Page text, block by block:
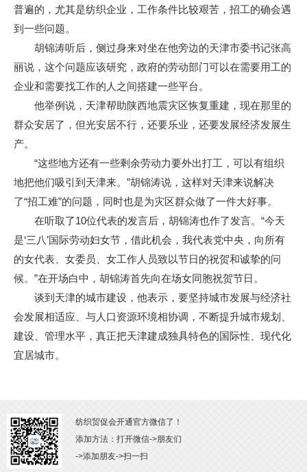
普遍的，尤其是纺织企业，工作条件比较艰苦，招工的确会遇
到一些问题。
胡锦涛听后，侧过身来对坐在他旁边的天津市委书记张高
丽说，这个问题应该研究，政府的劳动部门可以在需要用工的
企业和需要找工作的人之间搭建一些平台。
他举例说，天津帮助陕西地震灾区恢复重建，现在那里的
群众安居了，但光安居不行，还要乐业，还要发展经济发展生
产。
“这些地方还有一些剩余劳动力要外出打工，可以有组织
地把他们吸引到天津来。”胡锦涛说，这样对天津来说解决
了“招工难”的问题，同时也是为灾区群众做了一件大好事。
在听取了10位代表的发言后，胡锦涛也作了发言。“今天
是‘三八’国际劳动妇女节，借此机会，我代表党中央，向所有
的女代表、女委员、女工作人员致以节日的祝贺和诚挚的问
候。”在开场白中，胡锦涛首先向在场女同胞祝贺节日。
谈到天津的城市建设，他表示，要坚持城市发展与经济社
会发展相适应、与人口资源环境相协调，不断提升城市规划、
建设、管理水平，真正把天津建成独具特色的国际性、现代化
宜居城市。
纺织贸促会开通官方微信了！
添加方法：打开微信->朋友们
->添加朋友->扫一扫